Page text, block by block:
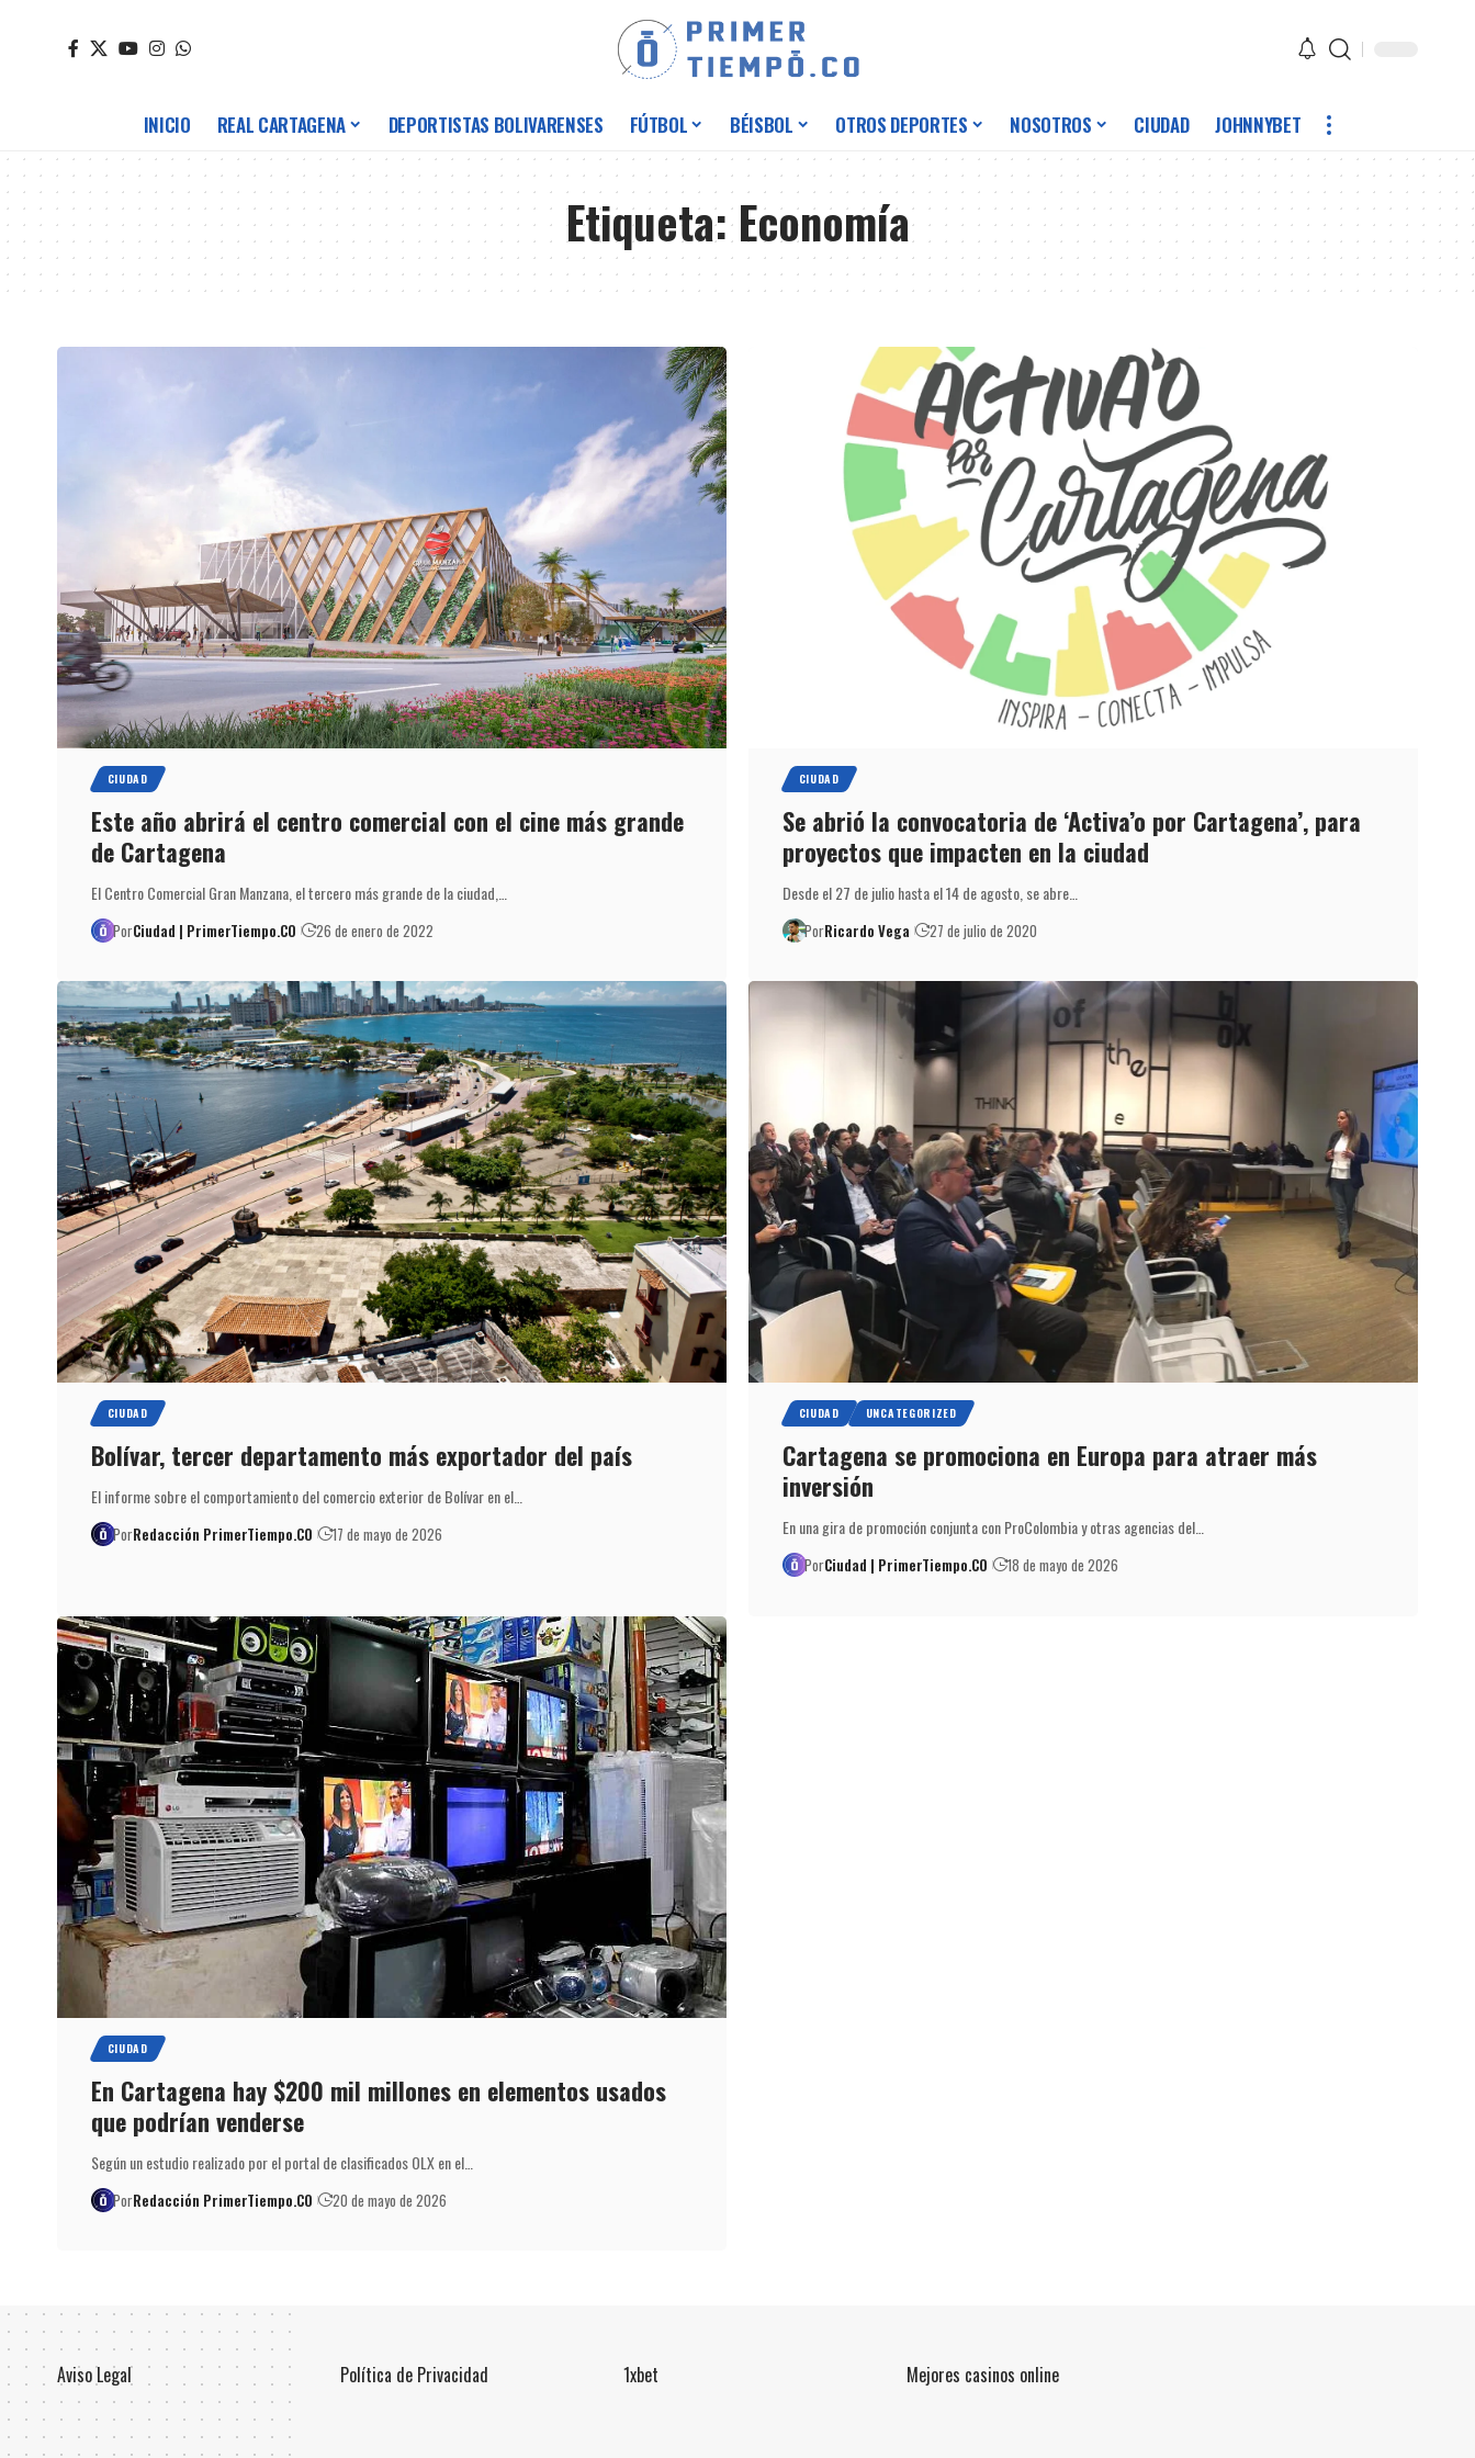
INICIO REAL CARTAGENA DEPORTISTAS BOLIVARENSES FÚTBOL BÉISBOL OTROS DEPORTES NOSOTROS CIUDAD JOHNNYBET
Etiqueta:Economía
CIUDAD
Este año abrirá el centro comercial con el cine más grande
de Cartagena
El Centro Comercial Gran Manzana, el tercero más grande de la ciudad,…
PorCiudad | PrimerTiempo.CO 26 de enero de 2022
CIUDAD
Se abrió la convocatoria de ‘Activa’o por Cartagena’, para
proyectos que impacten en la ciudad
Desde el 27 de julio hasta el 14 de agosto, se abre…
PorRicardo Vega 27 de julio de 2020
CIUDAD
Bolívar, tercer departamento más exportador del país
El informe sobre el comportamiento del comercio exterior de Bolívar en el…
PorRedacción PrimerTiempo.CO 17 de mayo de 2026
CIUDAD UNCATEGORIZED
Cartagena se promociona en Europa para atraer más
inversión
En una gira de promoción conjunta con ProColombia y otras agencias del…
PorCiudad | PrimerTiempo.CO 18 de mayo de 2026
CIUDAD
En Cartagena hay $200 mil millones en elementos usados
que podrían venderse
Según un estudio realizado por el portal de clasificados OLX en el…
PorRedacción PrimerTiempo.CO 20 de mayo de 2026
Aviso Legal Política de Privacidad 1xbet Mejores casinos online